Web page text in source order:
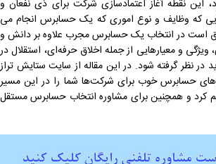
این نقطه آغاز اعتمادسازی شرکت برای ذی نفعان و
که وظایف و نوع اموری که یک حسابرس انجام می
است در انتخاب یک حسابرس مجرب علاوه بر دانش و
و معیارهایی از جمله اخلاق حرفه‌ای، استقلال در
در نظر گرفته شود. در این مقاله از سایت ستایش تراز
حسابرس خوب برای شرکت‌ها شما را در این مسیر
کرد و همچنین برای مشاوره انتخاب حسابرس مستقل